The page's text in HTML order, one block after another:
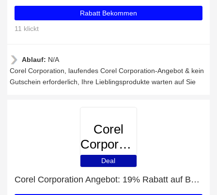
Rabatt Bekommen
11 klickt
Ablauf: N/A
Corel Corporation, laufendes Corel Corporation-Angebot & kein
Gutschein erforderlich, Ihre Lieblingsprodukte warten auf Sie
Corel
Corporation
Deal
Corel Corporation Angebot: 19% Rabatt auf Bestellungen über 80€